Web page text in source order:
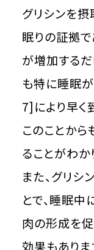
グリシンを摂
眠りの証拠
が増加するだ
も特に睡眠
7]により早く
このことか
ることがわか
また、グリシ
とで、睡眠
肉の形成を
効果もあります